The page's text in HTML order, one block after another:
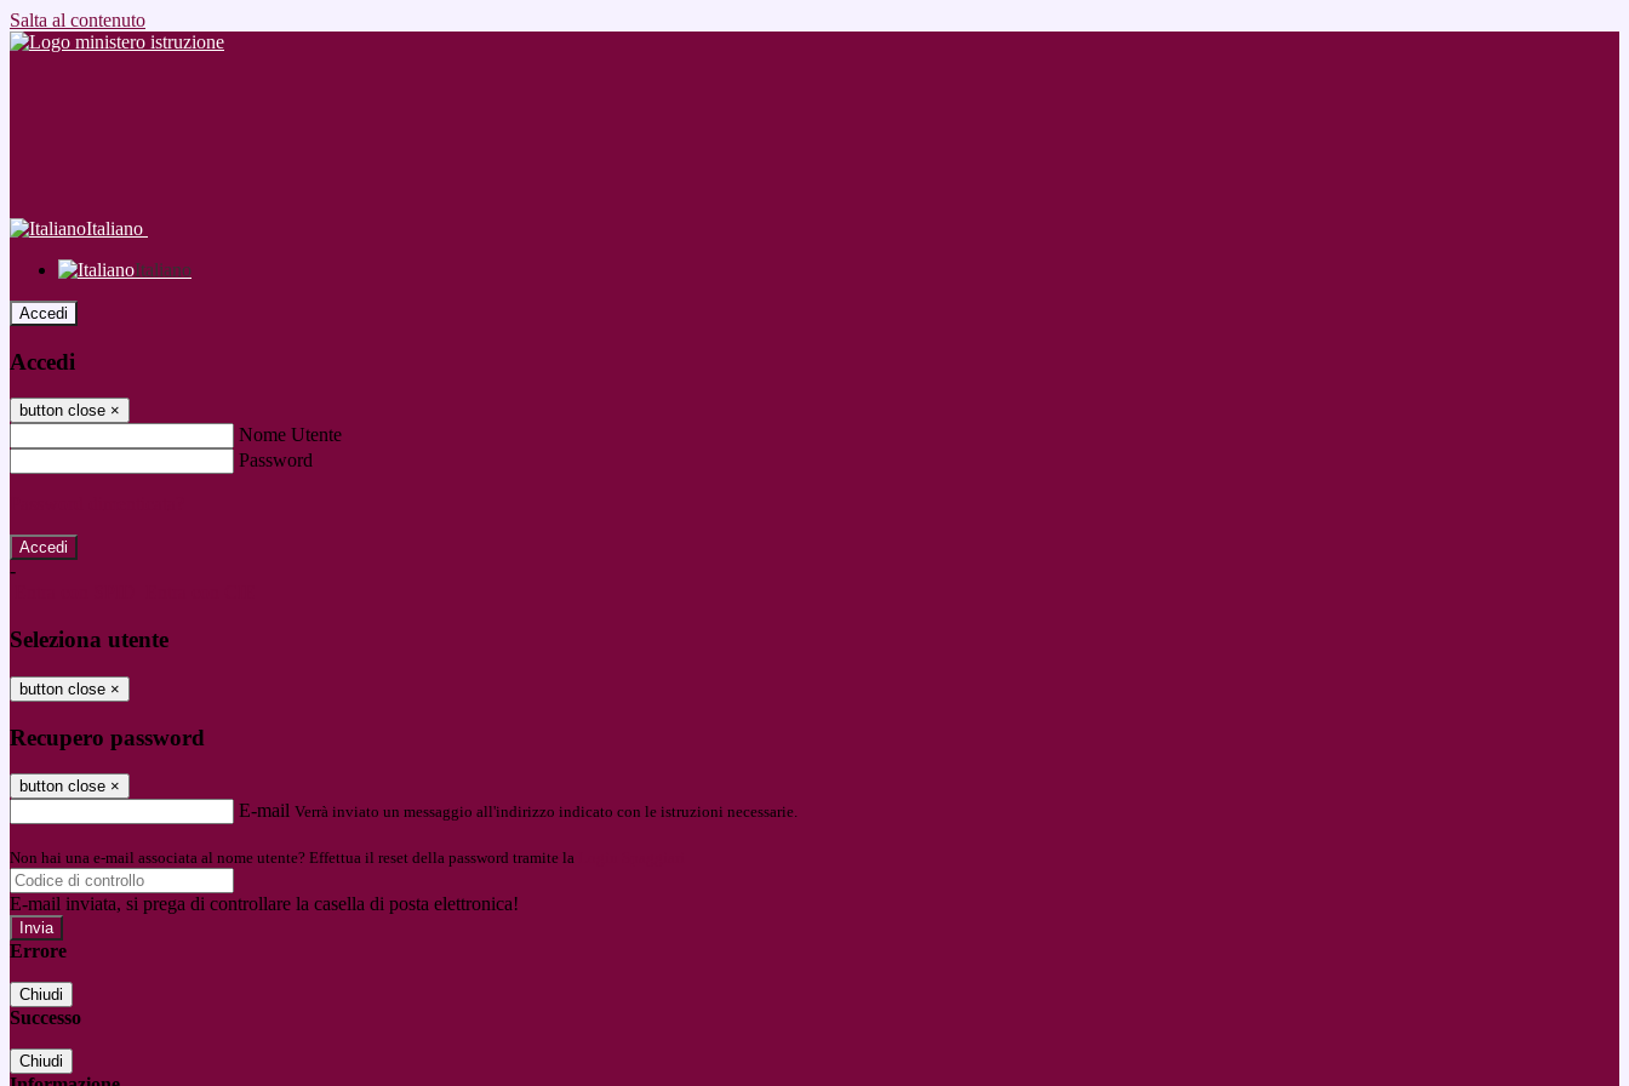
Salta al contenuto
Italiano
Italiano
Accedi
Accedi
button close ×
Nome Utente
Password
-
Seleziona utente
button close ×
Recupero password
button close ×
E-mail Verrà inviato un messaggio all'indirizzo indicato con le istruzioni necessarie.
Non hai una e-mail associata al nome utente? Effettua il reset della password tramite la
E-mail inviata, si prega di controllare la casella di posta elettronica!
Errore
Chiudi
Successo
Chiudi